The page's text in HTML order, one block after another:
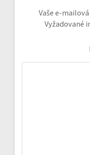
Vaše e-
Vyžadované